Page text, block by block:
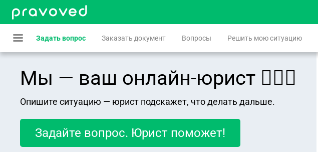
Задать вопрос Заказать документ Вопросы Решить мою ситуацию
Мы — ваш онлайн-юрист 👨🏻‍⚖️
Опишите ситуацию — юрист подскажет, что делать дальше.
Задайте вопрос. Юрист поможет!